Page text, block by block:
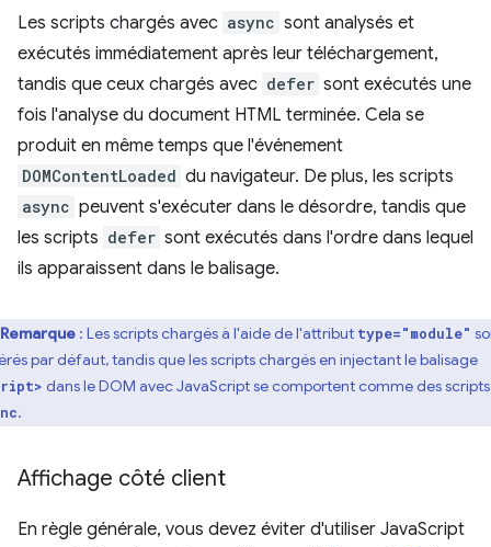
Les scripts chargés avec async sont analysés et
exécutés immédiatement après leur téléchargement,
tandis que ceux chargés avec defer sont exécutés une
fois l'analyse du document HTML terminée. Cela se
produit en même temps que l'événement
DOMContentLoaded du navigateur. De plus, les scripts
async peuvent s'exécuter dans le désordre, tandis que
les scripts defer sont exécutés dans l'ordre dans lequel
ils apparaissent dans le balisage.
Remarque : Les scripts chargés à l'aide de l'attribut type="module"
par défaut, tandis que les scripts chargés en injectant le balisage
dans le DOM avec JavaScript se comportent comme des scripts
.
Affichage côté client
En règle générale, vous devez éviter d'utiliser JavaScript